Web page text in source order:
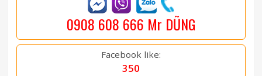
0908 608 666 Mr DŨNG
Facebook like:
350